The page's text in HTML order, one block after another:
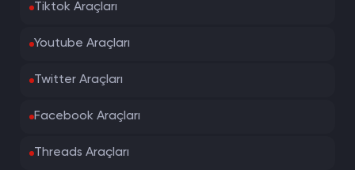
Tiktok Araçları
Youtube Araçları
Twitter Araçları
Facebook Araçları
Threads Araçları